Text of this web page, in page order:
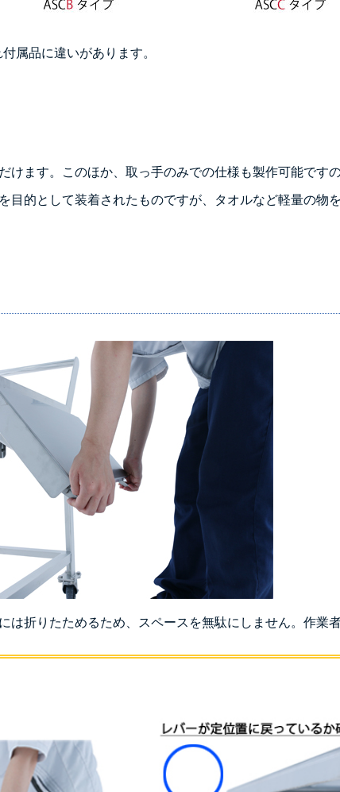
属品に違いがあります。
けます。このほか、取っ手のみでの仕様も製作可能です
目的として装着されたものですが、タオルなど軽量の物
は折りたためるため、スペースを無駄にしません。作業